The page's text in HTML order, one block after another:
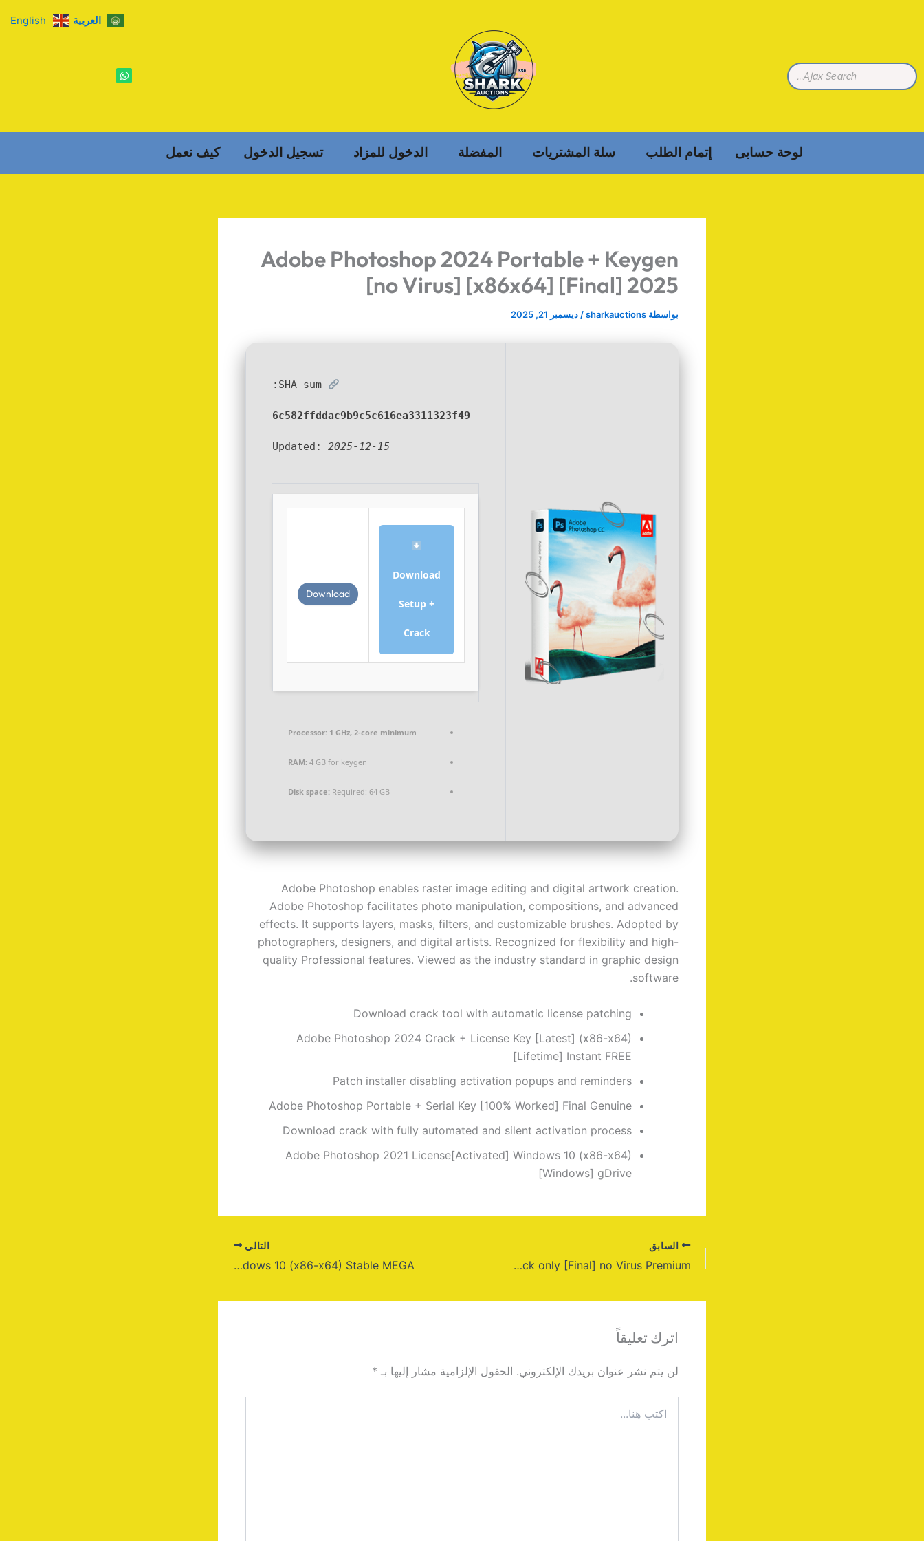
W
h
لوحة حسابى إتمام الطلب سلة المشتريات المفضلة الدخول للمزاد تسجيل الدخول كيف نعمل
Adobe Photoshop 2024 Portable + Keygen
[no Virus] [x86x64] [Final] 2025
بواسطة sharkauctions
/ ديسمبر 21, 2025
6c582ffddac9b9c5c616ea3311323f49
Updated: 2025-12-15
Download
Setup +
Crack
Download
Processor: 1 GHz, 2-core minimum
RAM: 4 GB for keygen
Disk space: Required: 64 GB
Adobe Photoshop enables raster image editing and digital artwork creation.
Adobe Photoshop facilitates photo manipulation, compositions, and advanced
effects. It supports layers, masks, filters, and customizable brushes. Adopted by
photographers, designers, and digital artists. Recognized for flexibility and high-
quality Professional features. Viewed as the industry standard in graphic design
software.
Download crack tool with automatic license patching
Adobe Photoshop 2024 Crack + License Key [Latest] (x86-x64)
[Lifetime] Instant FREE
Patch installer disabling activation popups and reminders
Adobe Photoshop Portable + Serial Key [100% Worked] Final Genuine
Download crack with fully automated and silent activation process
Adobe Photoshop 2021 License[Activated] Windows 10 (x86-x64)
[Windows] gDrive
السابق
AutoCAD xforce Crack only [Final] no Virus Premium
التالي
AVG PC TuneUp Portable + Crack Windows 10 (x86-x64) Stable MEGA
اترك تعليقاً
لن يتم نشر عنوان بريدك الإلكتروني. الحقول الإلزامية مشار إليها بـ *
هنا...
العربية English